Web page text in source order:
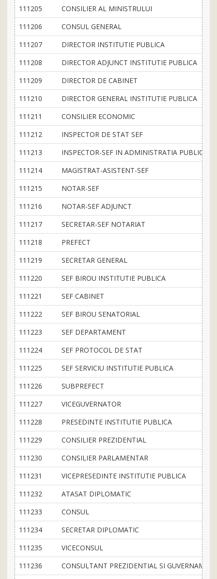
111205
CONSILIER AL MINISTRULUI
111206
CONSUL GENERAL
111207
DIRECTOR INSTITUTIE PUBLICA
111208
DIRECTOR ADJUNCT INSTITUTIE PUBLICA
111209
DIRECTOR DE CABINET
111210
DIRECTOR GENERAL INSTITUTIE PUBLICA
111211
CONSILIER ECONOMIC
111212
INSPECTOR DE STAT SEF
111213
INSPECTOR-SEF IN ADMINISTRATIA PUBLICA
111214
MAGISTRAT-ASISTENT-SEF
111215
NOTAR-SEF
111216
NOTAR-SEF ADJUNCT
111217
SECRETAR-SEF NOTARIAT
111218
PREFECT
111219
SECRETAR GENERAL
111220
SEF BIROU INSTITUTIE PUBLICA
111221
SEF CABINET
111222
SEF BIROU SENATORIAL
111223
SEF DEPARTAMENT
111224
SEF PROTOCOL DE STAT
111225
SEF SERVICIU INSTITUTIE PUBLICA
111226
SUBPREFECT
111227
VICEGUVERNATOR
111228
PRESEDINTE INSTITUTIE PUBLICA
111229
CONSILIER PREZIDENTIAL
111230
CONSILIER PARLAMENTAR
111231
VICEPRESEDINTE INSTITUTIE PUBLICA
111232
ATASAT DIPLOMATIC
111233
CONSUL
111234
SECRETAR DIPLOMATIC
111235
VICECONSUL
111236
CONSULTANT PREZIDENTIAL SI